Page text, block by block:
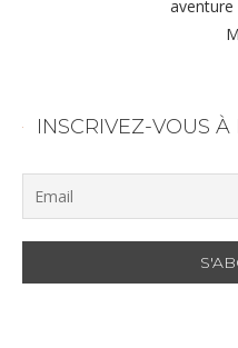
aventure
INSCRIVEZ-VOUS